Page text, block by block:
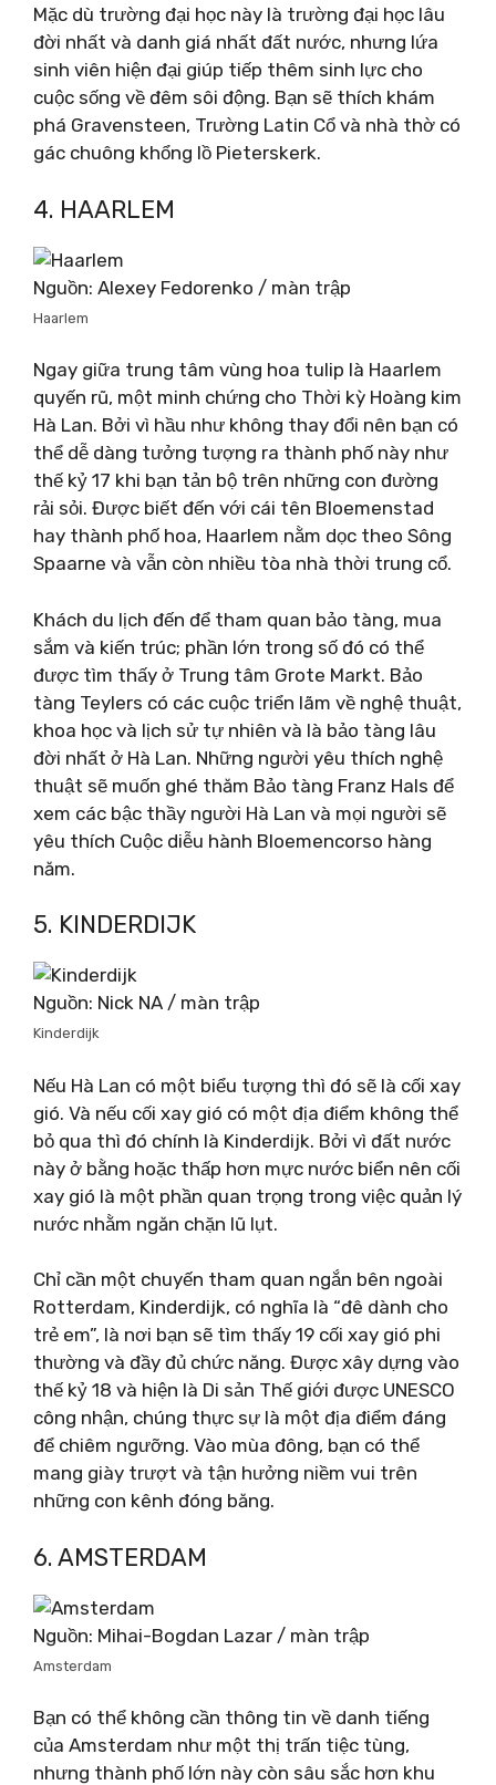
Mặc dù trường đại học này là trường đại học lâu
đời nhất và danh giá nhất đất nước, nhưng lứa
sinh viên hiện đại giúp tiếp thêm sinh lực cho
cuộc sống về đêm sôi động. Bạn sẽ thích khám
phá Gravensteen, Trường Latin Cổ và nhà thờ có
gác chuông khổng lồ Pieterskerk.
4. HAARLEM
Nguồn: Alexey Fedorenko / màn trập
Haarlem
Ngay giữa trung tâm vùng hoa tulip là Haarlem
quyến rũ, một minh chứng cho Thời kỳ Hoàng kim
Hà Lan. Bởi vì hầu như không thay đổi nên bạn có
thể dễ dàng tưởng tượng ra thành phố này như
thế kỷ 17 khi bạn tản bộ trên những con đường
rải sỏi. Được biết đến với cái tên Bloemenstad
hay thành phố hoa, Haarlem nằm dọc theo Sông
Spaarne và vẫn còn nhiều tòa nhà thời trung cổ.
Khách du lịch đến để tham quan bảo tàng, mua
sắm và kiến ​​trúc; phần lớn trong số đó có thể
được tìm thấy ở Trung tâm Grote Markt. Bảo
tàng Teylers có các cuộc triển lãm về nghệ thuật,
khoa học và lịch sử tự nhiên và là bảo tàng lâu
đời nhất ở Hà Lan. Những người yêu thích nghệ
thuật sẽ muốn ghé thăm Bảo tàng Franz Hals để
xem các bậc thầy người Hà Lan và mọi người sẽ
yêu thích Cuộc diễu hành Bloemencorso hàng
năm.
5. KINDERDIJK
Nguồn: Nick NA / màn trập
Kinderdijk
Nếu Hà Lan có một biểu tượng thì đó sẽ là cối xay
gió. Và nếu cối xay gió có một địa điểm không thể
bỏ qua thì đó chính là Kinderdijk. Bởi vì đất nước
này ở bằng hoặc thấp hơn mực nước biển nên cối
xay gió là một phần quan trọng trong việc quản lý
nước nhằm ngăn chặn lũ lụt.
Chỉ cần một chuyến tham quan ngắn bên ngoài
Rotterdam, Kinderdijk, có nghĩa là “đê dành cho
trẻ em”, là nơi bạn sẽ tìm thấy 19 cối xay gió phi
thường và đầy đủ chức năng. Được xây dựng vào
thế kỷ 18 và hiện là Di sản Thế giới được UNESCO
công nhận, chúng thực sự là một địa điểm đáng
để chiêm ngưỡng. Vào mùa đông, bạn có thể
mang giày trượt và tận hưởng niềm vui trên
những con kênh đóng băng.
6. AMSTERDAM
Nguồn: Mihai-Bogdan Lazar / màn trập
Amsterdam
Bạn có thể không cần thông tin về danh tiếng
của Amsterdam như một thị trấn tiệc tùng,
nhưng thành phố lớn này còn sâu sắc hơn khu